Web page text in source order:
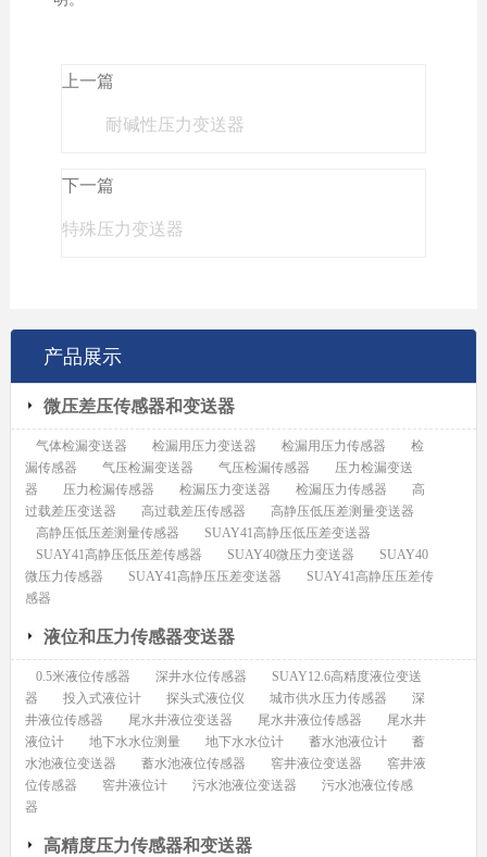
上一篇
耐碱性压力变送器
下一篇
特殊压力变送器
产品展示
微压差压传感器和变送器
气体检漏变送器 检漏用压力变送器 检漏用压力传感器
检
漏传感器
气压检漏变送器 气压检漏传感器
压力检漏变送
器
压力检漏传感器 检漏压力变送器 检漏压力传感器
高
过载差压变送器
高过载差压传感器
高静压低压差测量变送器
高静压低压差测量传感器
SUAY41高静压低压差变送器
SUAY41高静压低压差传感器
SUAY40微压力变送器
SUAY40
微压力传感器
SUAY41高静压压差变送器
SUAY41高静压压差传
感器
液位和压力传感器变送器
0.5米液位传感器 深井水位传感器
SUAY12.6高精度液位变送
器
投入式液位计 探头式液位仪 城市供水压力传感器
深
井液位传感器
尾水井液位变送器 尾水井液位传感器
尾水井
液位计
地下水水位测量 地下水水位计 蓄水池液位计
蓄
水池液位变送器
蓄水池液位传感器 窖井液位变送器
窖井液
位传感器
窖井液位计 污水池液位变送器
污水池液位传感
器
高精度压力传感器和变送器